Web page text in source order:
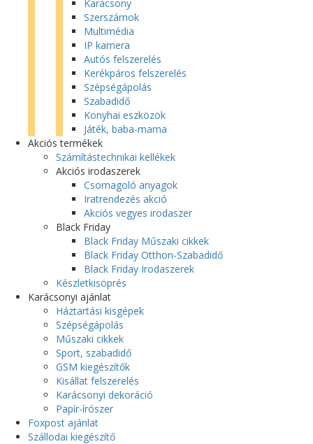
Karácsony
Szerszámok
Multimédia
IP kamera
Autós felszerelés
Kerékpáros felszerelés
Szépségápolás
Szabadidő
Konyhai eszközök
Játék, baba-mama
Akciós termékek
Számítástechnikai kellékek
Akciós irodaszerek
Csomagoló anyagok
Iratrendezés akció
Akciós vegyes irodaszer
Black Friday
Black Friday Műszaki cikkek
Black Friday Otthon-Szabadidő
Black Friday Irodaszerek
Készletkisöprés
Karácsonyi ajánlat
Háztartási kisgépek
Szépségápolás
Műszaki cikkek
Sport, szabadidő
GSM kiegészítők
Kisállat felszerelés
Karácsonyi dekoráció
Papír-írószer
Foxpost ajánlat
Szállodai kiegészítő